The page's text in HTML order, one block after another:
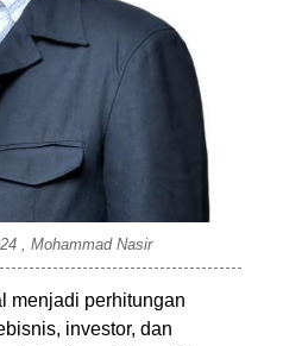
, Mohammad Nasir
menjadi perhitungan
investor, dan